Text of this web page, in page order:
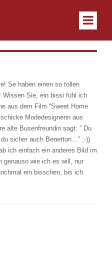
Se haben einen so tollen
Wissen Sie, ein bissi fühl ich
aus dem Film “Sweet Home
Modedesignerin aus
alte Busenfreundin sagt: ” Du
sicher auch Benetton…” ;-))
ich einfach ein anderes Bild im
genauso wie ich es will, nur
ein bisschen, bis ich